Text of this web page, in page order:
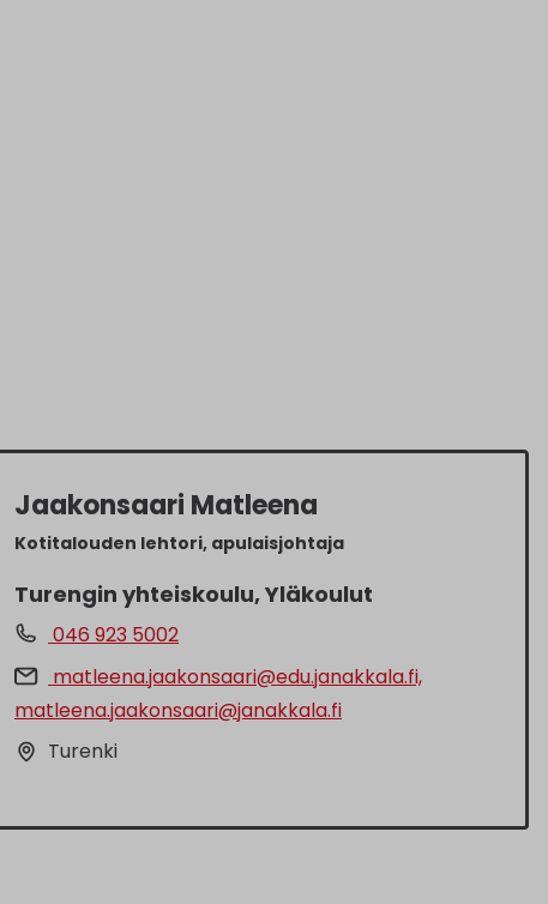
Jaakonsaari Matleena
Kotitalouden lehtori, apulaisjohtaja
Turengin yhteiskoulu, Yläkoulut
046 923 5002
matleena.jaakonsaari@edu.janakkala.fi,
matleena.jaakonsaari@janakkala.fi
Turenki